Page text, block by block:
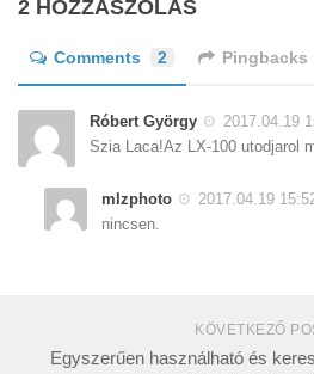
2 HOZZÁSZÓLÁS
Comments 2 Pingbacks
Róbert György
2017.04.19
Szia Laca!Az LX-100 utodjarol
mlzphoto
2017.04.19
nincsen.
KÖVETKEZŐ
Egyszerűen használható és